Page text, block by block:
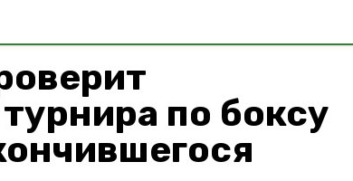
по боксу